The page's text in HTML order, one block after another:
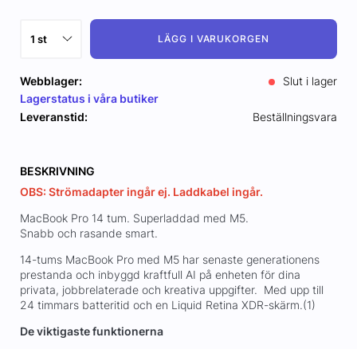
LÄGG I VARUKORGEN
Webblager:
Slut i lager
Lagerstatus i våra butiker
Leveranstid:
Beställningsvara
BESKRIVNING
OBS: Strömadapter ingår ej. Laddkabel ingår.
MacBook Pro 14 tum. Superladdad med M5.
Snabb och rasande smart.
14-tums MacBook Pro med M5 har senaste generationens
prestanda och inbyggd kraftfull AI på enheten för dina
privata, jobbrelaterade och kreativa uppgifter. Med upp till
24 timmars batteritid och en Liquid Retina XDR-skärm.(1)
De viktigaste funktionerna